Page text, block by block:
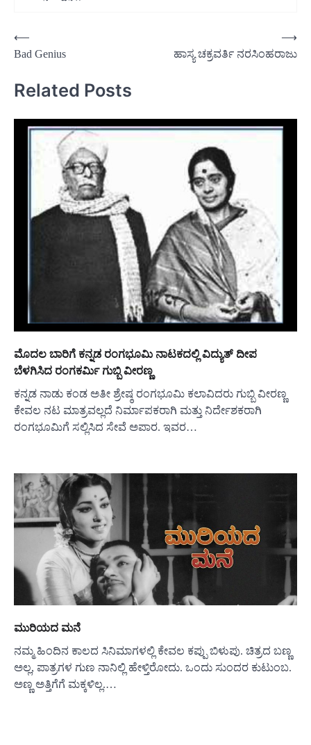
Post
navigation
⟵
Bad Genius
ಹಾಸ್ಯ ಚಕ್ರವರ್ತಿ ನರಸಿಂಹರಾಜು
⟶
Related Posts
ಮೊದಲ ಬಾರಿಗೆ ಕನ್ನಡ ರಂಗಭೂಮಿ ನಾಟಕದಲ್ಲಿ ವಿದ್ಯುತ್ ದೀಪ
ಬೆಳಗಿಸಿದ ರಂಗಕರ್ಮಿ ಗುಬ್ಬಿ ವೀರಣ್ಣ
ಕನ್ನಡ ನಾಡು ಕಂಡ ಅತೀ ಶ್ರೇಷ್ಠ ರಂಗಭೂಮಿ ಕಲಾವಿದರು ಗುಬ್ಬಿ ವೀರಣ್ಣ
ಕೇವಲ ನಟ ಮಾತ್ರವಲ್ಲದೆ ನಿರ್ಮಾಪಕರಾಗಿ ಮತ್ತು ನಿರ್ದೇಶಕರಾಗಿ
ರಂಗಭೂಮಿಗೆ ಸಲ್ಲಿಸಿದ ಸೇವೆ ಅಪಾರ. ಇವರ…
ಮುರಿಯದ ಮನೆ
ನಮ್ಮ ಹಿಂದಿನ ಕಾಲದ ಸಿನಿಮಾಗಳಲ್ಲಿ ಕೇವಲ ಕಪ್ಪು ಬಿಳುಪು. ಚಿತ್ರದ ಬಣ್ಣ
ಅಲ್ಲ, ಪಾತ್ರಗಳ ಗುಣ ನಾನಿಲ್ಲಿ ಹೇಳ್ತಿರೋದು. ಒಂದು ಸುಂದರ ಕುಟುಂಬ.
ಅಣ್ಣ ಅತ್ತಿಗೆಗೆ ಮಕ್ಕಳಿಲ್ಲ.…